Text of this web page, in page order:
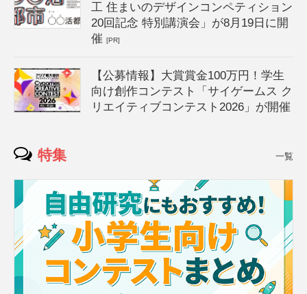
工 住まいのデザインコンペティション
20回記念 特別講演会」が8月19日に開
催[PR]
【公募情報】大賞賞金100万円！学生
向け創作コンテスト「サイゲームス ク
リエイティブコンテスト2026」が開催
特集 一覧